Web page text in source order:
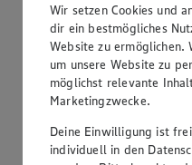
0.99App
App Preis
1.11 -51%
Rabattierter
Rabatt)
B.: Original 195g,
Wir setzen Cookies und
dir ein bestmögliches
Website zu ermöglichen.
um unsere Website zu
möglichst relevante
Marketingzwecke.
Deine Einwilligung ist
individuell in den